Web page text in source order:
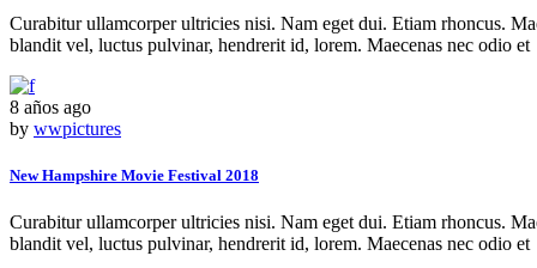
Curabitur ullamcorper ultricies nisi. Nam eget dui. Etiam rhoncus.
blandit vel, luctus pulvinar, hendrerit id, lorem. Maecenas nec odio et
8 años ago
by wwpictures
New Hampshire Movie Festival 2018
Curabitur ullamcorper ultricies nisi. Nam eget dui. Etiam rhoncus.
blandit vel, luctus pulvinar, hendrerit id, lorem. Maecenas nec odio et